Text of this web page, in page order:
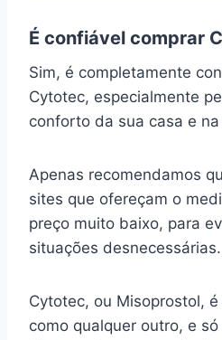
É confiável comprar
Sim, é completamente
Cytotec, especialmente
conforto da sua casa e
Apenas recomendamos
sites que ofereçam o
preço muito baixo, para
situações desnecessárias.
Cytotec, ou Misoprostol,
como qualquer outro, e